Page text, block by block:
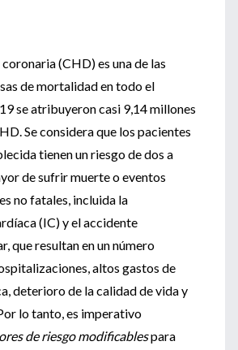
(CHD) es una de las
de mortalidad en todo el
se atribuyeron casi 9,14 millones
Se considera que los pacientes
tienen un riesgo de dos a
de sufrir muerte o eventos
no fatales, incluida la
(IC) y el accidente
que resultan en un número
altos gastos de
deterioro de la calidad de vida y
lo tanto, es imperativo
de riesgo modificablespara